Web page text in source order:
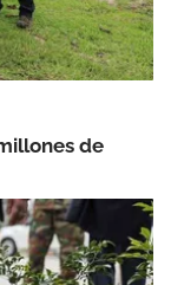
de